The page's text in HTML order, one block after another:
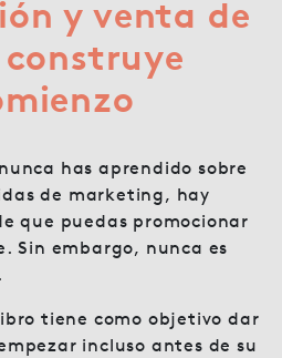
y venta de
has aprendido sobre
de marketing, hay
que puedas promocionar
Sin embargo, nunca es
tiene como objetivo dar
incluso antes de su